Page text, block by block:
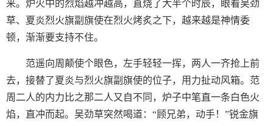
来。炉火中的烈焰越冲越高，直烧了大半个时辰，眼看吴劲
草、夏炎烈火旗副旗使在烈火烤炙之下，越来越是神情委
顿，渐渐要支持不住。
范遥向周颠使个眼色，左手轻轻一挥，两人一齐抢上前
去，接替了夏炎与烈火旗副旗使的位子，用力扯动风箱。范
周二人的内力比之那二人又自不同，炉子中笔直一条白色火
焰，直冲而起。吴劲草突然喝道：“顾兄弟，动手！”锐金旗